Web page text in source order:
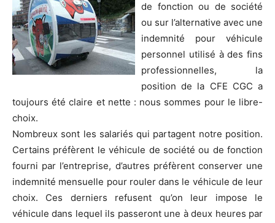
de fonction ou de société
ou sur l’alternative avec une
indemnité pour véhicule
personnel utilisé à des fins
professionnelles, la
position de la CFE CGC a
toujours été claire et nette : nous sommes pour le libre-
choix.
Nombreux sont les salariés qui partagent notre position.
Certains préfèrent le véhicule de société ou de fonction
fourni par l’entreprise, d’autres préfèrent conserver une
indemnité mensuelle pour rouler dans le véhicule de leur
choix. Ces derniers refusent qu’on leur impose le
véhicule dans lequel ils passeront une à deux heures par